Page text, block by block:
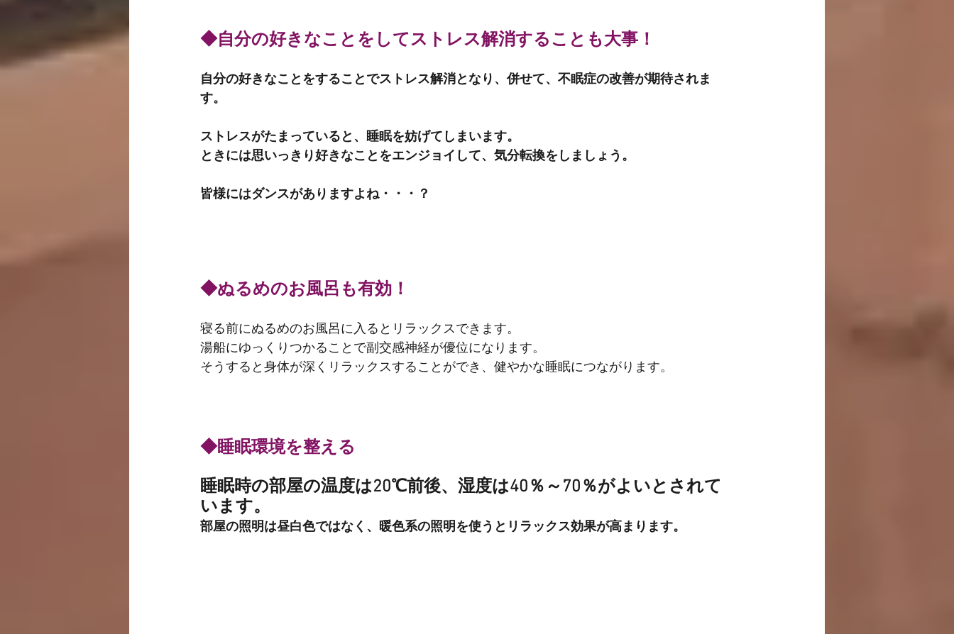
◆自分の好きなことをしてストレス解消することも大事！
自分の好きなことをすることでストレス解消となり、併せて、不眠症の改善が期待されま
す。
ストレスがたまっていると、睡眠を妨げてしまいます。
ときには思いっきり好きなことをエンジョイして、気分転換をしましょう。
皆様にはダンスがありますよね・・・？
◆ぬるめのお風呂も有効！
寝る前にぬるめのお風呂に入るとリラックスできます。
湯船にゆっくりつかることで副交感神経が優位になります。
そうすると身体が深くリラックスすることができ、健やかな睡眠につながります。
◆睡眠環境を整える
睡眠時の部屋の温度は20℃前後、湿度は40％～70％がよいとされて
います。
部屋の照明は昼白色ではなく、暖色系の照明を使うとリラックス効果が高まります。